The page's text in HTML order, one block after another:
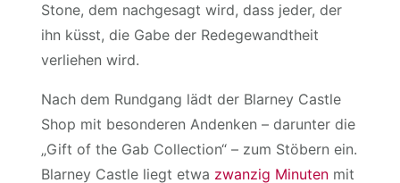
Stone, dem nachgesagt wird, dass jeder, der
ihn küsst, die Gabe der Redegewandtheit
verliehen wird.
Nach dem Rundgang lädt der Blarney Castle
Shop mit besonderen Andenken – darunter die
„Gift of the Gab Collection“ – zum Stöbern ein.
Blarney Castle liegt etwa zwanzig Minuten mit